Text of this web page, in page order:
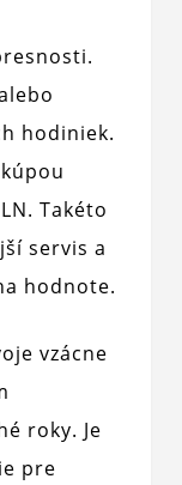
hodiniek.
Takéto
servis a
hodnote.
vzácne
roky. Je
pre